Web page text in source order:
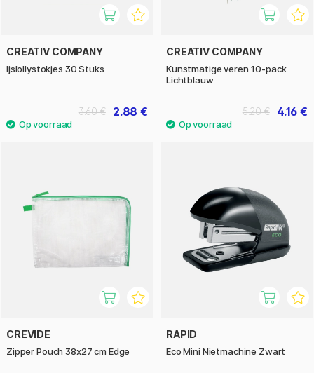
CREATIV COMPANY
Ijslollystokjes 30 Stuks
2.88 €
3.60 €
CREATIV COMPANY
Kunstmatige veren 10-pack
Lichtblauw
4.16 €
5.20 €
CREVIDE
Zipper Pouch 38x27 cm Edge
RAPID
Eco Mini Nietmachine Zwart